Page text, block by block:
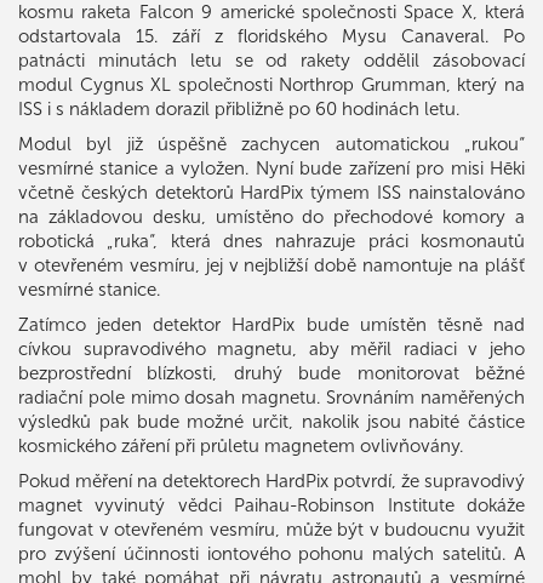
kosmu raketa Falcon 9 americké společnosti Space X, která
odstartovala 15. září z floridského Mysu Canaveral. Po
patnácti minutách letu se od rakety oddělil zásobovací
modul Cygnus XL společnosti Northrop Grumman, který na
ISS i s nákladem dorazil přibližně po 60 hodinách letu.
Modul byl již úspěšně zachycen automatickou „rukou“
vesmírné stanice a vyložen. Nyní bude zařízení pro misi Hēki
včetně českých detektorů HardPix týmem ISS nainstalováno
na základovou desku, umístěno do přechodové komory a
robotická „ruka“, která dnes nahrazuje práci kosmonautů
v otevřeném vesmíru, jej v nejbližší době namontuje na plášť
vesmírné stanice.
Zatímco jeden detektor HardPix bude umístěn těsně nad
cívkou supravodivého magnetu, aby měřil radiaci v jeho
bezprostřední blízkosti, druhý bude monitorovat běžné
radiační pole mimo dosah magnetu. Srovnáním naměřených
výsledků pak bude možné určit, nakolik jsou nabité částice
kosmického záření při průletu magnetem ovlivňovány.
Pokud měření na detektorech HardPix potvrdí, že supravodivý
magnet vyvinutý vědci Paihau-Robinson Institute dokáže
fungovat v otevřeném vesmíru, může být v budoucnu využit
pro zvýšení účinnosti iontového pohonu malých satelitů. A
mohl by také pomáhat při návratu astronautů a vesmírné